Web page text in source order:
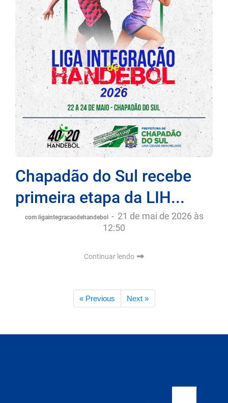
Chapadão do Sul recebe
primeira etapa da LIH...
com ligaintegracaodehandebol - 21 de mai de 2026 às
12:50
Continuar lendo
« Previous Next »